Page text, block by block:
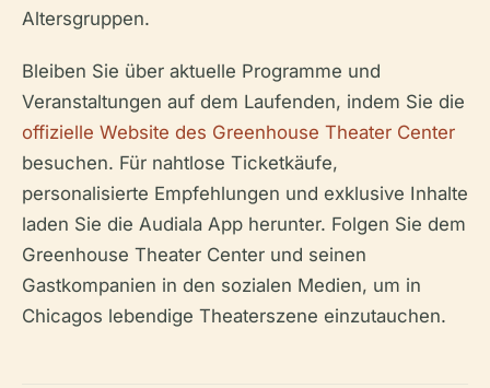
Altersgruppen.
Bleiben Sie über aktuelle Programme und
Veranstaltungen auf dem Laufenden, indem Sie die
offizielle Website des Greenhouse Theater Center
besuchen. Für nahtlose Ticketkäufe,
personalisierte Empfehlungen und exklusive Inhalte
laden Sie die Audiala App herunter. Folgen Sie dem
Greenhouse Theater Center und seinen
Gastkompanien in den sozialen Medien, um in
Chicagos lebendige Theaterszene einzutauchen.